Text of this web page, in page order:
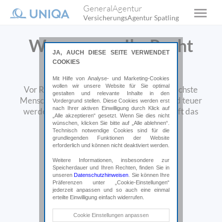
GeneralAgentur
VersicherungsAgentur Spatling
Wenn es um Ihr Recht
Vor Rechtsstreitigkeiten ist auch der friedlichste
Mensch nicht gefeit. Das kann belastend und teuer
werden. Eine Rechtsschutzversicherung hilft das
finanzielle Risiko zu minimieren.
Online abschließen*
*Weiterleitung auf uniqa.at
JA, AUCH DIESE SEITE VERWENDET
COOKIES
Mit Hilfe von Analyse- und Marketing-Cookies
wollen wir unsere Website für Sie optimal
gestalten und relevante Inhalte in den
Vordergrund stellen. Diese Cookies werden erst
nach Ihrer aktiven Einwilligung durch Klick auf
„Alle akzeptieren“ gesetzt. Wenn Sie dies nicht
wünschen, klicken Sie bitte auf „Alle ablehnen“.
Technisch notwendige Cookies sind für die
grundlegenden Funktionen der Website
erforderlich und können nicht deaktiviert werden.
Weitere Informationen, insbesondere zur
Speicherdauer und Ihren Rechten, finden Sie in
unserenDatenschutzhinweisen . Sie können Ihre
Präferenzen unter „Cookie-Einstellungen“
jederzeit anpassen und so auch eine einmal
erteilte Einwilligung einfach widerrufen.
Technische Cookies
Cookie Einstellungen anpassen